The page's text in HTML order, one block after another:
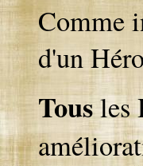
Comme
d'un
Tousles